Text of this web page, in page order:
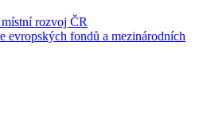
rozvoj ČR
evropských fondů a mezinárodních